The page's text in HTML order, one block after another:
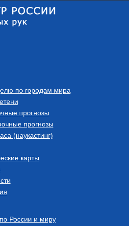
по городам мира
прогнозы
прогнозы
(наукастинг)
карты
России и миру